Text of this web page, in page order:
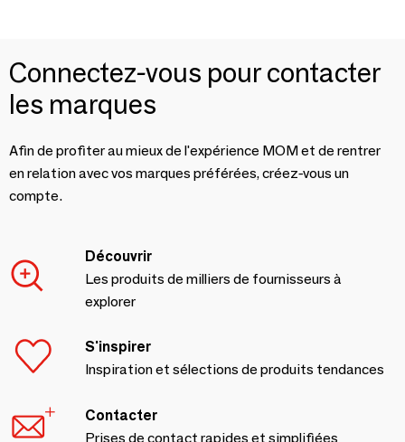
Connectez-vous pour contacter
les marques
Afin de profiter au mieux de l'expérience MOM et de rentrer
en relation avec vos marques préférées, créez-vous un
compte.
Découvrir
Les produits de milliers de fournisseurs à
explorer
S'inspirer
Inspiration et sélections de produits tendances
Contacter
Prises de contact rapides et simplifiées